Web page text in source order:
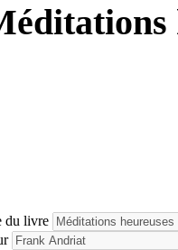
du livre